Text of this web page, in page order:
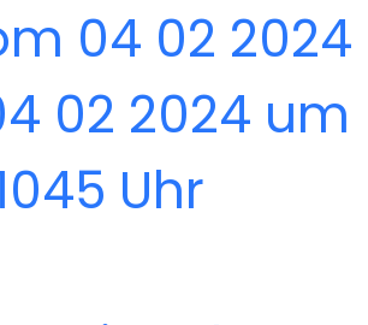
04 02 2024
02 2024 um
Uhr